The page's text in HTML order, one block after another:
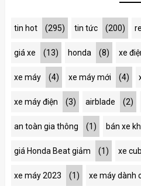
tin hot (295) tin tức (200)
giá xe (13) honda (8) xe
xe máy (4) xe máy mới (4)
xe máy điện (3) airblade (2)
an toàn gia thông (1) bán xe
giá Honda Beat giảm (1) xe
xe máy 2023 (1) xe máy dành